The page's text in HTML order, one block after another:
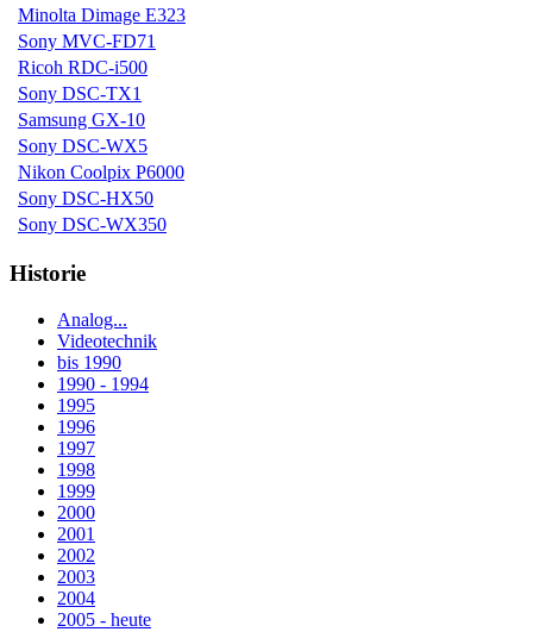
Minolta Dimage E323
Sony MVC-FD71
Ricoh RDC-i500
Sony DSC-TX1
Samsung GX-10
Sony DSC-WX5
Nikon Coolpix P6000
Sony DSC-HX50
Sony DSC-WX350
Historie
Analog...
Videotechnik
bis 1990
1990 - 1994
1995
1996
1997
1998
1999
2000
2001
2002
2003
2004
2005 - heute